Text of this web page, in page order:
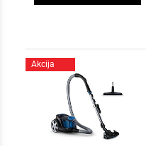
Akcija